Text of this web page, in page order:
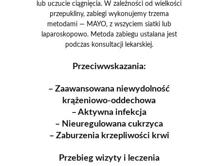
lub uczucie ciągnięcia. W zależności od wielkości
przepukliny, zabiegi wykonujemy trzema
metodami — MAYO, z wszyciem siatki lub
laparoskopowo. Metoda zabiegu ustalana jest
podczas konsultacji lekarskiej.
Przeciwwskazania:
– Zaawansowana niewydolność
krążeniowo-oddechowa
– Aktywna infekcja
– Nieuregulowana cukrzyca
– Zaburzenia krzepliwości krwi
Przebieg wizyty i leczenia